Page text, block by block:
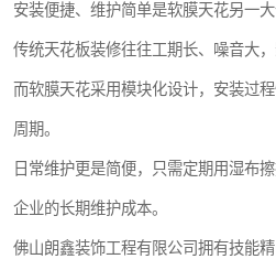
安装便捷、维护简单是软膜天花另一大
传统天花板装修往往工期长、噪音大，
而软膜天花采用模块化设计，安装过
周期。
日常维护更是简便，只需定期用湿布
企业的长期维护成本。
佛山朗鑫装饰工程有限公司拥有技能